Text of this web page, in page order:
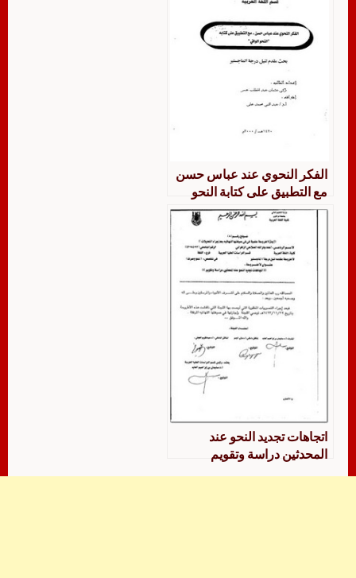
الفكر النحوي عند عباس حسن
مع التطبيق على كتابة النحو
الوافي
اتجاهات تجديد النحو عند
المحدثين دراسة وتقويم